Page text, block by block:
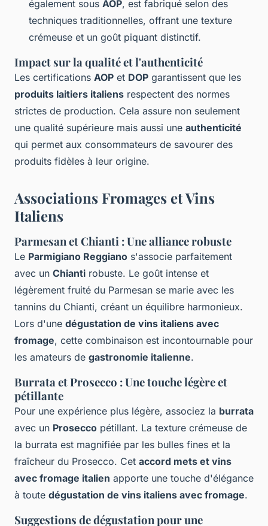
également sous AOP, est fabriqué selon des
techniques traditionnelles, offrant une texture
crémeuse et un goût piquant distinctif.
Impact sur la qualité et l'authenticité
Les certifications AOP et DOP garantissent que les
produits laitiers italiens respectent des normes
strictes de production. Cela assure non seulement
une qualité supérieure mais aussi une authenticité
qui permet aux consommateurs de savourer des
produits fidèles à leur origine.
Associations Fromages et Vins
Italiens
Parmesan et Chianti : Une alliance robuste
Le Parmigiano Reggiano s'associe parfaitement
avec un Chianti robuste. Le goût intense et
légèrement fruité du Parmesan se marie avec les
tannins du Chianti, créant un équilibre harmonieux.
Lors d'une dégustation de vins italiens avec
fromage, cette combinaison est incontournable pour
les amateurs de gastronomie italienne.
Burrata et Prosecco : Une touche légère et
pétillante
Pour une expérience plus légère, associez la burrata
avec un Prosecco pétillant. La texture crémeuse de
la burrata est magnifiée par les bulles fines et la
fraîcheur du Prosecco. Cet accord mets et vins
avec fromage italien apporte une touche d'élégance
à toute dégustation de vins italiens avec fromage.
Suggestions de dégustation pour une